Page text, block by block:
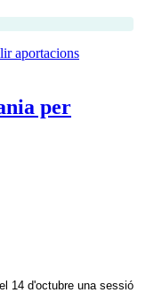
per
14 d'octubre una sessió